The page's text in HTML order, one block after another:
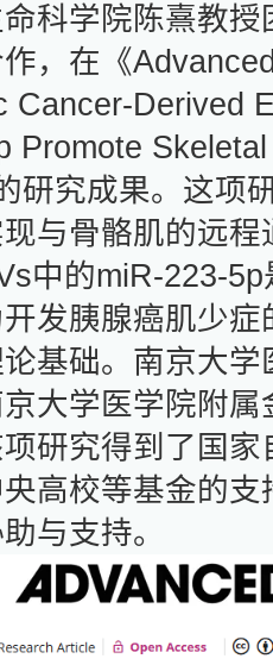
科学院陈熹教
，在《
Cancer-Derived
Promote
研究成果。这项
与骨骼肌的远程
中的miR-223-5p
发胰腺癌肌少
基础。南京大
大学医学院附
研究得到了国
高校等基金的
与支持。